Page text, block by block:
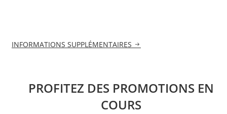
INFORMATIONS SUPPLÉMENTAIRES
PROFITEZ DES PROMOTIONS EN
COURS